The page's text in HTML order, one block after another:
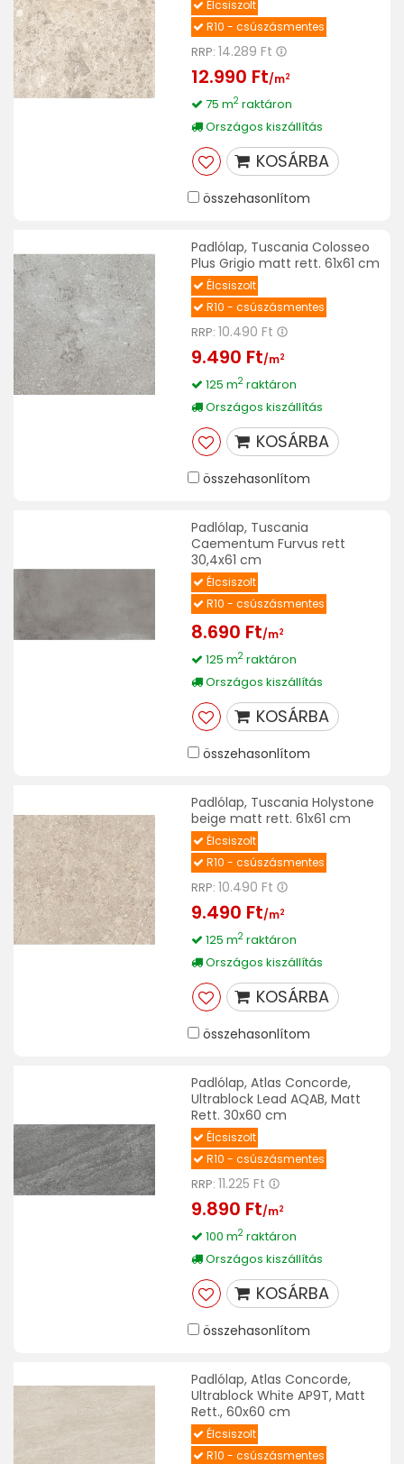
Élcsiszolt
R10 - csúszásmentes
RRP: 14.289 Ft
12.990 Ft/m2
75 m2raktáron
Országos kiszállítás
KOSÁRBA
összehasonlítom
Padlólap, Tuscania Colosseo
Plus Grigio matt rett. 61x61 cm
Élcsiszolt
R10 - csúszásmentes
RRP: 10.490 Ft
9.490 Ft/m2
125 m2raktáron
Országos kiszállítás
KOSÁRBA
összehasonlítom
Padlólap, Tuscania
Caementum Furvus rett
30,4x61 cm
Élcsiszolt
R10 - csúszásmentes
8.690 Ft/m2
125 m2raktáron
Országos kiszállítás
KOSÁRBA
összehasonlítom
Padlólap, Tuscania Holystone
beige matt rett. 61x61 cm
Élcsiszolt
R10 - csúszásmentes
RRP: 10.490 Ft
9.490 Ft/m2
125 m2raktáron
Országos kiszállítás
KOSÁRBA
összehasonlítom
Padlólap, Atlas Concorde,
Ultrablock Lead AQAB, Matt
Rett. 30x60 cm
Élcsiszolt
R10 - csúszásmentes
RRP: 11.225 Ft
9.890 Ft/m2
100 m2raktáron
Országos kiszállítás
KOSÁRBA
összehasonlítom
Padlólap, Atlas Concorde,
Ultrablock White AP9T, Matt
Rett., 60x60 cm
Élcsiszolt
R10 - csúszásmentes